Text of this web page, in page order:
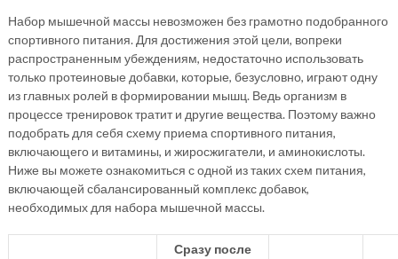
Набор мышечной массы невозможен без грамотно подобранного
спортивного питания. Для достижения этой цели, вопреки
распространенным убеждениям, недостаточно использовать
только протеиновые добавки, которые, безусловно, играют одну
из главных ролей в формировании мышц. Ведь организм в
процессе тренировок тратит и другие вещества. Поэтому важно
подобрать для себя схему приема спортивного питания,
включающего и витамины, и жиросжигатели, и аминокислоты.
Ниже вы можете ознакомиться с одной из таких схем питания,
включающей сбалансированный комплекс добавок,
необходимых для набора мышечной массы.
Сразу после